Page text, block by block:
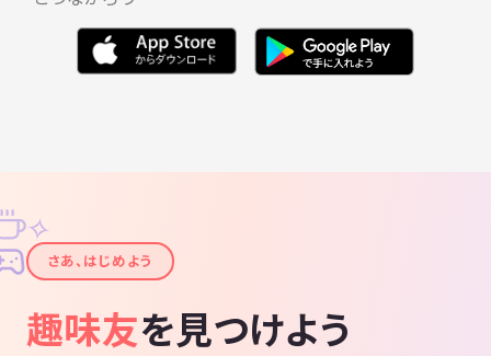
✦
✧
さあ、はじめよう
趣味友を見つけよう